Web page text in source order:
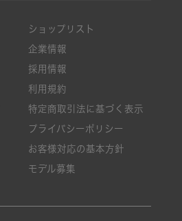
ショップリスト
企業情報
採用情報
利用規約
特定商取引法に基づく表示
プライバシーポリシー
お客様対応の基本方針
モデル募集